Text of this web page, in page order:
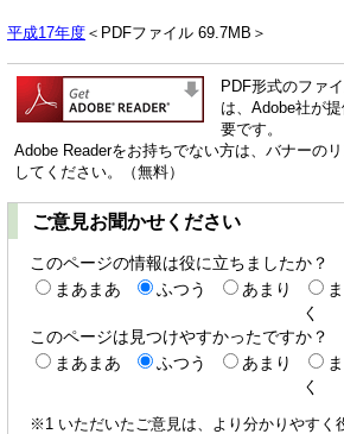
平成17年度 ＜PDFファイル 69.7MB＞
PDF形式のファ
は、Adobe社が
要です。
Adobe Readerをお持ちでない方は、バナーの
してください。（無料）
ご意見お聞かせください
このページの情報は役に立ちましたか？
まあまあ
ふつう あまり
く
このページは見つけやすかったですか？
まあまあ
ふつう あまり
く
※1 いただいたご意見は、より分かりやすく